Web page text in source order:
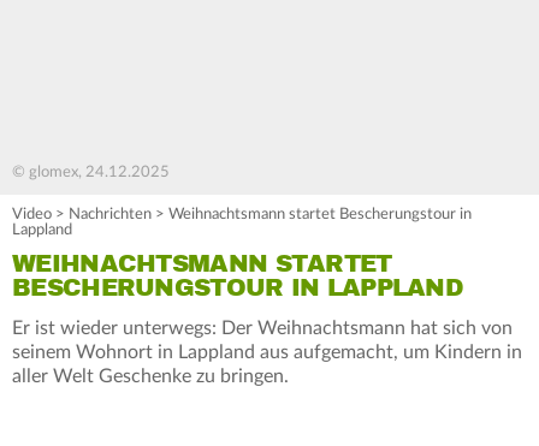
© glomex, 24.12.2025
Video > Nachrichten > Weihnachtsmann startet Bescherungstour in
Lappland
WEIHNACHTSMANN STARTET
BESCHERUNGSTOUR IN LAPPLAND
Er ist wieder unterwegs: Der Weihnachtsmann hat sich von
seinem Wohnort in Lappland aus aufgemacht, um Kindern in
aller Welt Geschenke zu bringen.